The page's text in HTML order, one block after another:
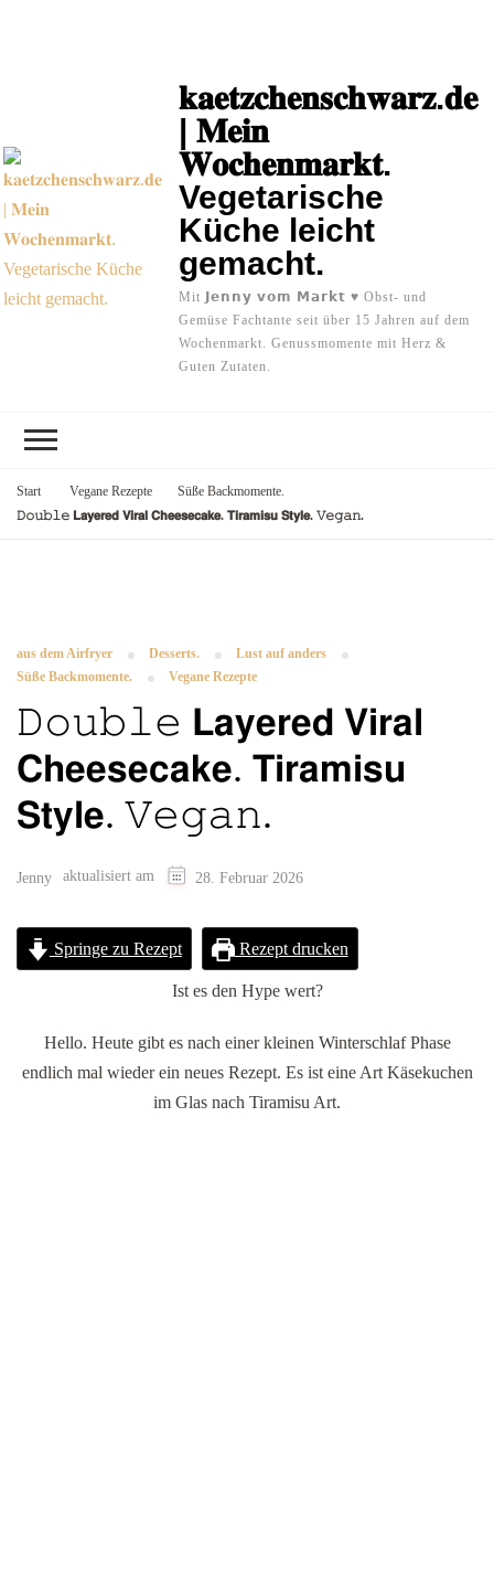
𝐤𝐚𝐞𝐭𝐳𝐜𝐡𝐞𝐧𝐬𝐜𝐡𝐰𝐚𝐫𝐳.𝐝𝐞
| 𝐌𝐞𝐢𝐧
𝐖𝐨𝐜𝐡𝐞𝐧𝐦𝐚𝐫𝐤𝐭.
Vegetarische
Küche leicht
gemacht.
Mit 𝗝𝗲𝗻𝗻𝘆 𝘃𝗼𝗺 𝗠𝗮𝗿𝗸𝘁 ♥ Obst- und
Gemüse Fachtante seit über 15 Jahren auf dem
Wochenmarkt. Genussmomente mit Herz &
Guten Zutaten.
Start Vegane Rezepte
Süße Backmomente.
𝙳𝚘𝚞𝚋𝚕𝚎 𝗟𝗮𝘆𝗲𝗿𝗲𝗱 𝗩𝗶𝗿𝗮𝗹 𝗖𝗵𝗲𝗲𝘀𝗲𝗰𝗮𝗸𝗲. 𝗧𝗶𝗿𝗮𝗺𝗶𝘀𝘂 𝗦𝘁𝘆𝗹𝗲. 𝚅𝚎𝚐𝚊𝚗.
aus dem Airfryer Desserts.
Lust auf anders
Süße Backmomente.
Vegane Rezepte
𝙳𝚘𝚞𝚋𝚕𝚎 𝗟𝗮𝘆𝗲𝗿𝗲𝗱 𝗩𝗶𝗿𝗮𝗹
𝗖𝗵𝗲𝗲𝘀𝗲𝗰𝗮𝗸𝗲. 𝗧𝗶𝗿𝗮𝗺𝗶𝘀𝘂
𝗦𝘁𝘆𝗹𝗲. 𝚅𝚎𝚐𝚊𝚗.
Jenny aktualisiert am 28. Februar 2026
Springe zu Rezept Rezept drucken
Ist es den Hype wert?
Hello. Heute gibt es nach einer kleinen Winterschlaf Phase
endlich mal wieder ein neues Rezept. Es ist eine Art Käsekuchen
im Glas nach Tiramisu Art.